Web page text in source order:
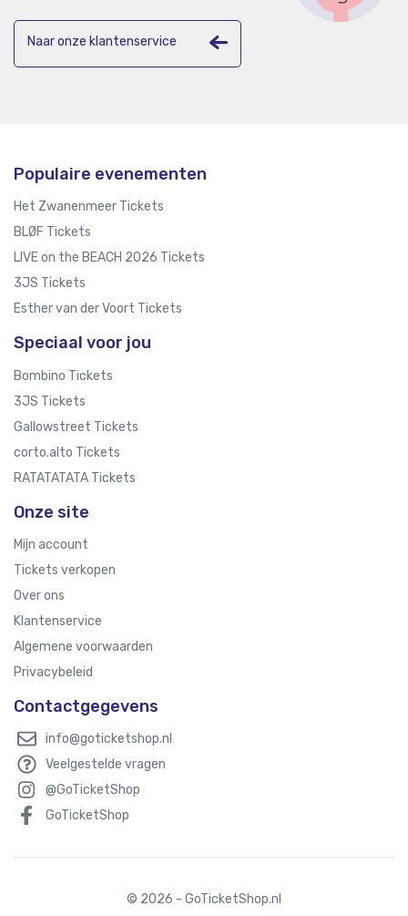
Naar onze klantenservice
Populaire evenementen
Het Zwanenmeer Tickets
BLØF Tickets
LIVE on the BEACH 2026 Tickets
3JS Tickets
Esther van der Voort Tickets
Speciaal voor jou
Bombino Tickets
3JS Tickets
Gallowstreet Tickets
corto.alto Tickets
RATATATATA Tickets
Onze site
Mijn account
Tickets verkopen
Over ons
Klantenservice
Algemene voorwaarden
Privacybeleid
Contactgegevens
info@goticketshop.nl
Veelgestelde vragen
@GoTicketShop
GoTicketShop
© 2026 - GoTicketShop.nl